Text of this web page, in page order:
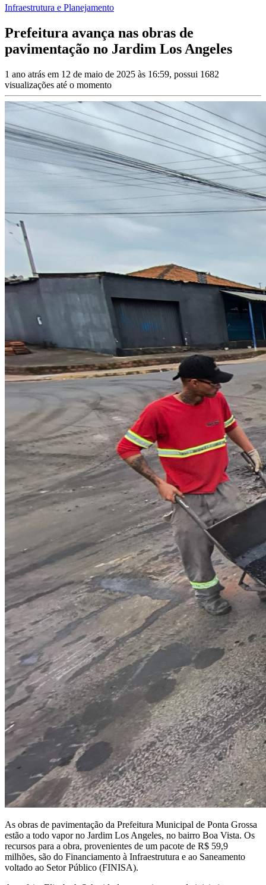
Infraestrutura e Planejamento
Prefeitura avança nas obras de
pavimentação no Jardim Los Angeles
1 ano atrás em 12 de maio de 2025 às 16:59, possui 1682
visualizações até o momento
As obras de pavimentação da Prefeitura Municipal de Ponta Grossa
estão a todo vapor no Jardim Los Angeles, no bairro Boa Vista. Os
recursos para a obra, provenientes de um pacote de R$ 59,9
milhões, são do Financiamento à Infraestrutura e ao Saneamento
voltado ao Setor Público (FINISA).